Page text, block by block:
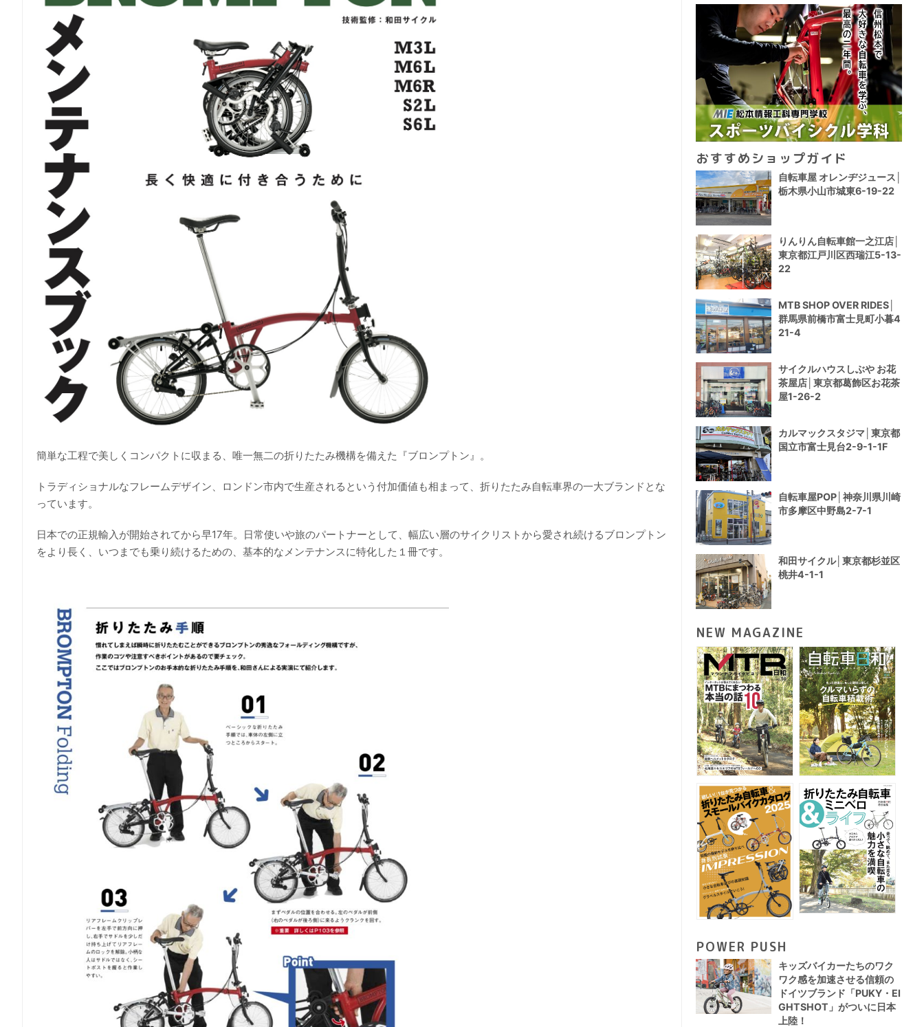
簡単な工程で美しくコンパクトに収まる、唯一無二の折りたたみ機構を備えた『ブロンプトン』。
トラディショナルなフレームデザイン、ロンドン市内で生産されるという付加価値も相まって、折りたたみ自転車界の一大ブランドとな
っています。
日本での正規輸入が開始されてから早17年。日常使いや旅のパートナーとして、幅広い層のサイクリストから愛され続けるブロンプトン
をより長く、いつまでも乗り続けるための、基本的なメンテナンスに特化した１冊です。
おすすめショップガイド
自転車屋 オレンヂジュース│
栃木県小山市城東6-19-22
りんりん自転車館一之江店│
東京都江戸川区西瑞江5-13-
22
MTB SHOP OVER RIDES│
群馬県前橋市富士見町小暮4
21-4
サイクルハウスしぶや お花
茶屋店│東京都葛飾区お花茶
屋1-26-2
カルマックスタジマ│東京都
国立市富士見台2-9-1-1F
自転車屋POP│神奈川県川崎
市多摩区中野島2-7-1
和田サイクル│東京都杉並区
桃井4-1-1
NEW MAGAZINE
POWER PUSH
キッズバイカーたちのワク
ワク感を加速させる信頼の
ドイツブランド「PUKY・EI
GHTSHOT」がついに日本
上陸！